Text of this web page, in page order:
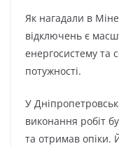
Як нагадали в
відключень є
енергосистему та
потужності.
У
виконання робіт
та отримав опіки.